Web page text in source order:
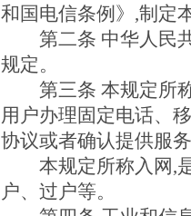
和国电信条例》,制定
第二条 中华人民共
规定。
第三条 本规定所称
用户办理固定电话、
协议或者确认提供服
本规定所称入网,是
户、过户等。